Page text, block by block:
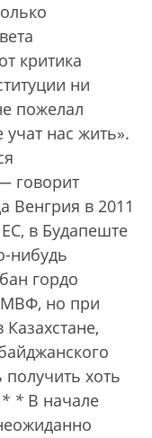
критика
ни
пожелал
нас жить».
говорит
Венгрия в 2011
в Будапеште
нибудь
гордо
МВФ, но при
получить хоть
* * В начале